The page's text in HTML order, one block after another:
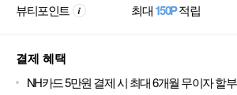
뷰티포인트 최대150P적립
결제 혜택
NH카드 5만원 결제 시 최대 6개월 무이자 할부